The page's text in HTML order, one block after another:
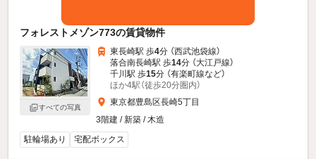
フォレストメゾン773の賃貸物件
すべての写真
東長崎駅 歩4分 （西武池袋線）
落合南長崎駅 歩14分 （大江戸線）
千川駅 歩15分 （有楽町線など）
ほか4駅（徒歩20分圏内）
東京都豊島区長崎5丁目
3階建 / 新築 / 木造
駐輪場あり
宅配ボックス